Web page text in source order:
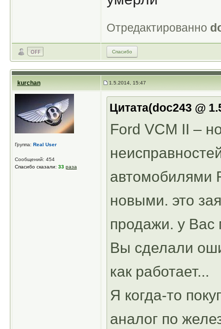
Отредактированно
Спасибо
kurchan 1.5.2014, 15:47
Группа: Real User
Сообщений: 454
Спасибо сказали: 33 раза
Цитата(doc243 @
Ford VCM II –
автомобилями
новыми. это
продажи. у
Вы сделали
как работает...
Я когда-то
аналог по